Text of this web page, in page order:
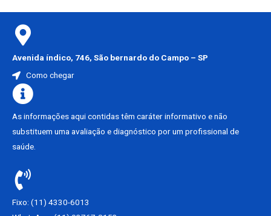
Avenida índico, 746, São bernardo do Campo – SP
Como chegar
As informações aqui contidas têm caráter informativo e não
substituem uma avaliação e diagnóstico por um profissional de
saúde.
Fixo: (11) 4330-6013